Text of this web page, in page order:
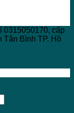
0315050170, cấp
Tân Bình TP. Hồ